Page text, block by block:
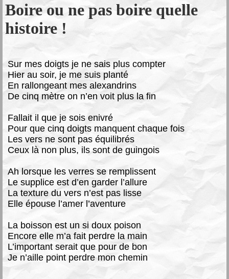
Boire ou ne pas boire quelle
histoire !
Sur mes doigts je ne sais plus compter
Hier au soir, je me suis planté
En rallongeant mes alexandrins
De cinq mètre on n’en voit plus la fin
Fallait il que je sois enivré
Pour que cinq doigts manquent chaque fois
Les vers ne sont pas équilibrés
Ceux là non plus, ils sont de guingois
Ah lorsque les verres se remplissent
Le supplice est d’en garder l’allure
La texture du vers n’est pas lisse
Elle épouse l’amer l’aventure
La boisson est un si doux poison
Encore elle m’a fait perdre la main
L’important serait que pour de bon
Je n’aille point perdre mon chemin